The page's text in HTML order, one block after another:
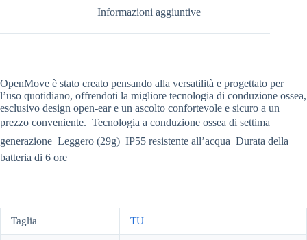
Informazioni aggiuntive
OpenMove è stato creato pensando alla versatilità e progettato per
l’uso quotidiano, offrendoti la migliore tecnologia di conduzione ossea,
esclusivo design open-ear e un ascolto confortevole e sicuro a un
prezzo conveniente.  Tecnologia a conduzione ossea di settima
generazione  Leggero (29g)  IP55 resistente all’acqua  Durata della
batteria di 6 ore
Taglia TU